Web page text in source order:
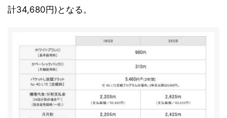
計34,680円)となる。